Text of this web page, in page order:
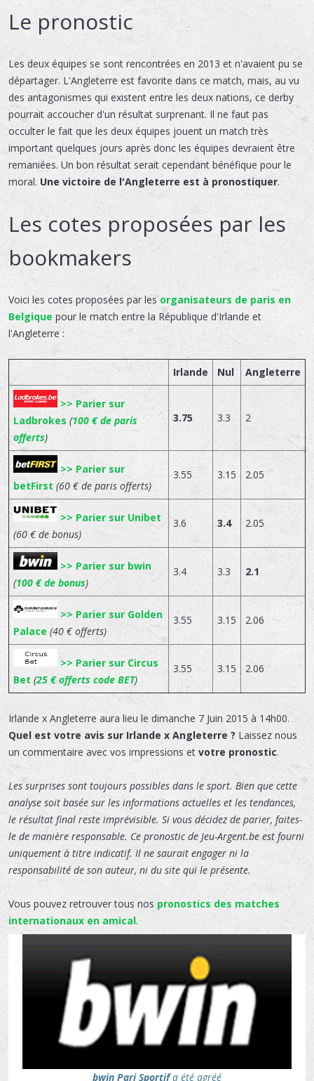
Le pronostic
Les deux équipes se sont rencontrées en 2013 et n'avaient pu se
départager. L'Angleterre est favorite dans ce match, mais, au vu
des antagonismes qui existent entre les deux nations, ce derby
pourrait accoucher d'un résultat surprenant. Il ne faut pas
occulter le fait que les deux équipes jouent un match très
important quelques jours après donc les équipes devraient être
remaniées. Un bon résultat serait cependant bénéfique pour le
moral.Une victoire de l'Angleterre est à pronostiquer.
Les cotes proposées par les
bookmakers
Voici les cotes proposées par lesorganisateurs de paris en
Belgique pour le match entre la République d'Irlande et
l'Angleterre :
Irlande Nul Angleterre
>> Parier sur
Ladbrokes (100 € de paris
offerts)
3.75 3.3 2
>> Parier sur
betFirst (60 € de paris offerts)
3.55 3.15 2.05
>> Parier sur Unibet
(60 € de bonus)
3.6 3.4 2.05
>> Parier sur bwin
(100 € de bonus)
3.4 3.3 2.1
>> Parier sur Golden
Palace (40 € offerts)
3.55 3.15 2.06
>> Parier sur Circus
Bet (25 € offerts code BET)
3.55 3.15 2.06
Irlande x Angleterre aura lieu ledimanche 7 Juin 2015 à 14h00.
Quel est votre avis sur Irlande x Angleterre ? Laissez nous
un commentaire avec vos impressions et votre pronostic.
Les surprises sont toujours possibles dans le sport. Bien que cette
analyse soit basée sur les informations actuelles et les tendances,
le résultat final reste imprévisible. Si vous décidez de parier, faites-
le de manière responsable. Ce pronostic de Jeu-Argent.be est fourni
uniquement à titre indicatif. Il ne saurait engager ni la
responsabilité de son auteur, ni du site qui le présente.
Vous pouvez retrouver tous nos pronostics des matches
internationaux en amical.
bwin Pari Sportifa été agréé